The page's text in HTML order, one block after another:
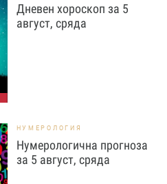
Дневен хороскоп за 5
август, сряда
НУМЕРОЛОГИЯ
Нумерологична прогноза
за 5 август, сряда